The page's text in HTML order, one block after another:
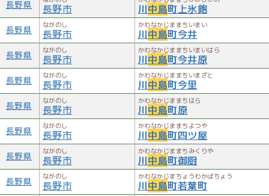
長野県 長野市 川中島町上氷鉋
長野県 ながのし
長野市
かわなかじままちいまい
川中島町今井
長野県 ながのし
長野市
かわなかじままちいまいはら
川中島町今井原
長野県 ながのし
長野市
かわなかじままちいまざと
川中島町今里
長野県 ながのし
長野市
かわなかじままちはら
川中島町原
長野県 ながのし
長野市
かわなかじままちよつや
川中島町四ツ屋
長野県 ながのし
長野市
かわなかじままちみくりや
川中島町御厨
長野県 ながのし
長野市
かわなかじまちょうわかばちょう
川中島町若葉町